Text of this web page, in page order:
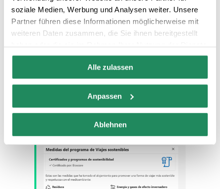
soziale Medien, Werbung und Analysen weiter. Unsere
Partner führen diese Informationen möglicherweise mit
weiteren Daten zusammen, die Sie ihnen bereitgestellt
haben oder die sie im Rahmen Ihrer Nutzung der Dienste
gesammelt haben.
Alle zulassen
Anpassen
Ablehnen
reservi un allotjament que apliqui
pràctiques respectuoses amb el medi
ambient. No obstant això, el 41% no
sap com identificar opcions de viatge
que mostra els establiments que
poden optar a ell per haver estat
verificats i complir el model de criteris
de sostenibilitat.